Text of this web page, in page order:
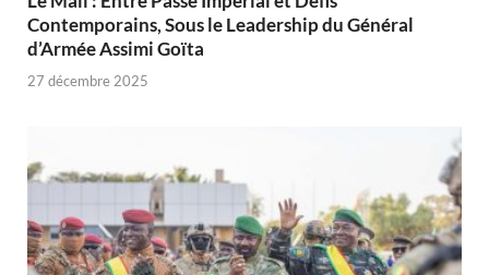
Contemporains, Sous le Leadership du Général
d’Armée Assimi Goïta
27 décembre 2025